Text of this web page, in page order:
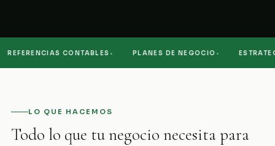
CONTABLES · PLANES DE NEGOCIO·
LO QUE HACEMOS
Todo lo que tu negocio necesita para